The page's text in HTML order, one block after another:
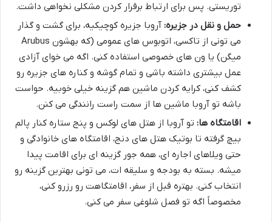
توریستی. پس برای ارتباط برقرار کردن مشکلی نخواهی داشت.
حمل و نقل در جزیره: آروبا جزیره کوچیکیه، برای گشت و گذار
می تونی از تاکسی، اتوبوس های عمومی (که بهشون Arubus
میگن) یا ون های خصوصی استفاده کنی. اگه می خوای آزادی
عمل بیشتری داشته باشی و تمام گوشه و کناره های جزیره رو
کشف کنی، کرایه کردن ماشین هم گزینه خیلی خوبیه. حواست
باشه تو آروبا ماشین ها از سمت راست رانندگی می کنن.
اقامتگاه ها: تو آروبا از هتل های لوکس و پنج ستاره کنار پالم
بیچ گرفته تا بوتیک هتل های دنج، اقامتگاه های خانوادگی و
حتی ویلاهای اجاره ای، همه جور گزینه ای برای اقامت پیدا
میشه. بسته به بودجه و سلیقه ات، می تونی بهترین گزینه رو
انتخاب کنی. بهتره قبل از سفر، اقامتگاهت رو رزرو کنی،
مخصوصاً اگه تو فصل شلوغی سفر می کنی.